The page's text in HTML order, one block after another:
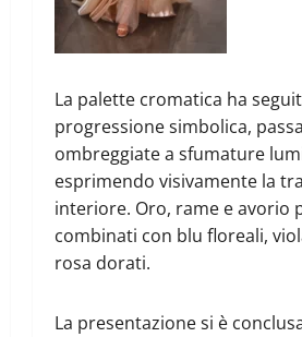
La palette cromatica ha
progressione simbolica,
ombreggiate a sfumature
esprimendo visivamente la
interiore. Oro, rame e avorio
combinati con blu floreali,
rosa dorati.
La presentazione si è